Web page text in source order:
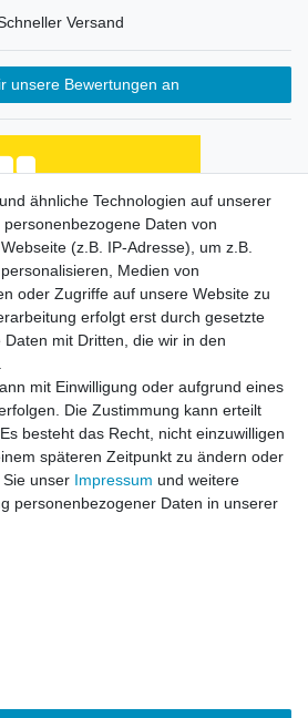
Versand
unsere Bewertungen an
bin mit Abwicklung und
ist eine Beschreibung
Steinach
26.07.2026
16.07.2026
ähnliche Technologien auf unserer
Daten von
(z.B. IP-Adresse), um z.B.
Medien von
oder Zugriffe auf unsere Website zu
erfolgt erst durch gesetzte
mit Dritten, die wir in den
mit Einwilligung oder aufgrund eines
Die Zustimmung kann erteilt
besteht das Recht, nicht einzuwilligen
späteren Zeitpunkt zu ändern oder
unser Impressum und weitere
personenbezogener Daten in unserer